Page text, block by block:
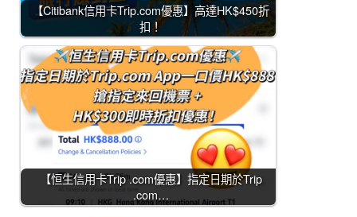
【Citibank信用卡Trip.com優惠】高達HK$450折
扣！
【恒生信用卡Trip .com優惠】指定日期於Trip
.com…